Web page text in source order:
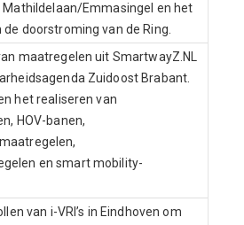
Mathildelaan/Emmasingel en het
doorstroming van de Ring.
maatregelen uit SmartwayZ.NL
Zuidoost Brabant.
het realiseren van
HOV-banen,
en smart mobility-
van i-VRI’s in Eindhoven om